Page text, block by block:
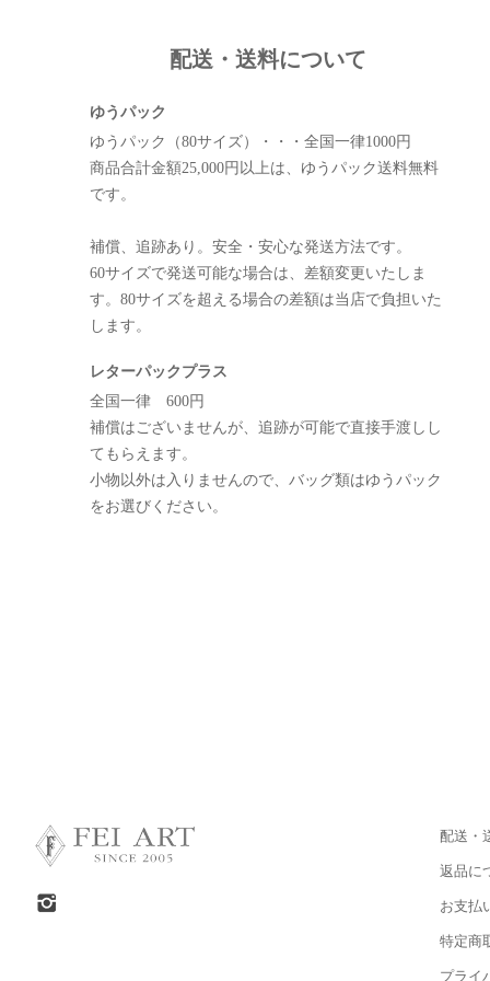
配送・送料について
ゆうパック
ゆうパック（80サイズ）・・・全国一律1000円
商品合計金額25,000円以上は、ゆうパック送料無料
です。
補償、追跡あり。安全・安心な発送方法です。
60サイズで発送可能な場合は、差額変更いたしま
す。80サイズを超える場合の差額は当店で負担いた
します。
レターパックプラス
全国一律 600円
補償はございませんが、追跡が可能で直接手渡しし
てもらえます。
小物以外は入りませんので、バッグ類はゆうパック
をお選びください。
配送・
返品に
お支払
特定商
プライ